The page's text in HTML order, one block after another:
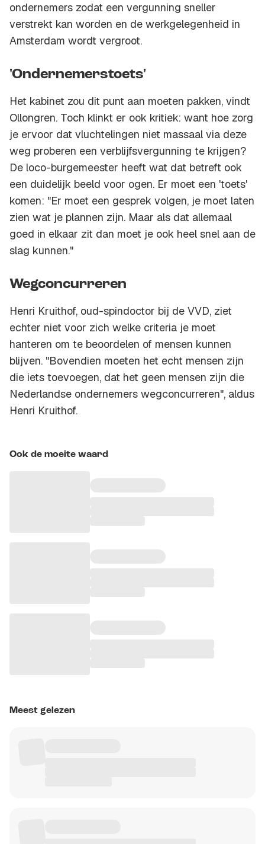
ondernemers zodat een vergunning sneller
verstrekt kan worden en de werkgelegenheid in
Amsterdam wordt vergroot.
'Ondernemerstoets'
Het kabinet zou dit punt aan moeten pakken, vindt
Ollongren. Toch klinkt er ook kritiek: want hoe zorg
je ervoor dat vluchtelingen niet massaal via deze
weg proberen een verblijfsvergunning te krijgen?
De loco-burgemeester heeft wat dat betreft ook
een duidelijk beeld voor ogen. Er moet een 'toets'
komen: "Er moet een gesprek volgen, je moet laten
zien wat je plannen zijn. Maar als dat allemaal
goed in elkaar zit dan moet je ook heel snel aan de
slag kunnen."
Wegconcurreren
Henri Kruithof, oud-spindoctor bij de VVD, ziet
echter niet voor zich welke criteria je moet
hanteren om te beoordelen of mensen kunnen
blijven. "Bovendien moeten het echt mensen zijn
die iets toevoegen, dat het geen mensen zijn die
Nederlandse ondernemers wegconcurreren", aldus
Henri Kruithof.
Ook de moeite waard
Meest gelezen